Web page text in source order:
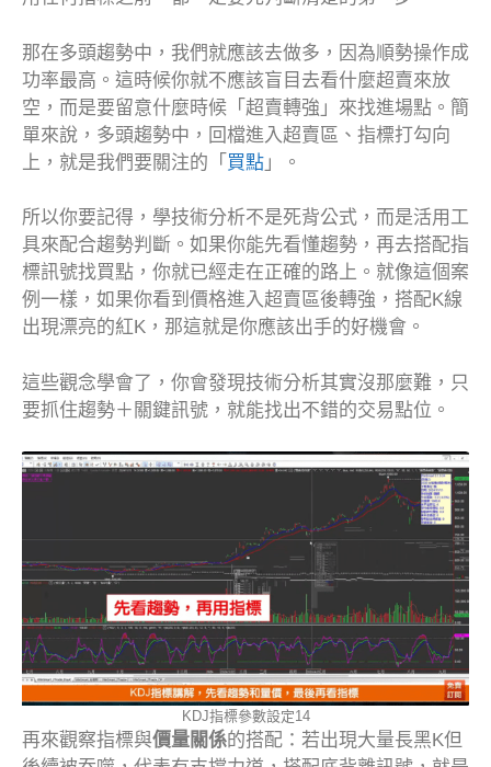
那在多頭趨勢中，我們就應該去做多，因為順勢操作成
功率最高。這時候你就不應該盲目去看什麼超賣來放
空，而是要留意什麼時候「超賣轉強」來找進場點。簡
單來說，多頭趨勢中，回檔進入超賣區、指標打勾向
上，就是我們要關注的「 買點 」。
所以你要記得，學技術分析不是死背公式，而是活用工
具來配合趨勢判斷。如果你能先看懂趨勢，再去搭配指
標訊號找買點，你就已經走在正確的路上。就像這個案
例一樣，如果你看到價格進入超賣區後轉強，搭配K線
出現漂亮的紅K，那這就是你應該出手的好機會。
這些觀念學會了，你會發現技術分析其實沒那麼難，只
要抓住趨勢＋關鍵訊號，就能找出不錯的交易點位。
KDJ指標參數設定14
再來觀察指標與價量關係的搭配：若出現大量長黑K但